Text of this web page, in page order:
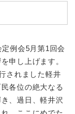
例会5月第1回会
申し上げます。
されました軽井
各位の絶大なる
、過日、軽井沢